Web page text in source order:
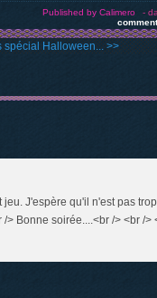
Published by Calimero -
spécial Halloween... >>
J'espère qu'il n'est pas
Bonne soirée....<br /> <br />